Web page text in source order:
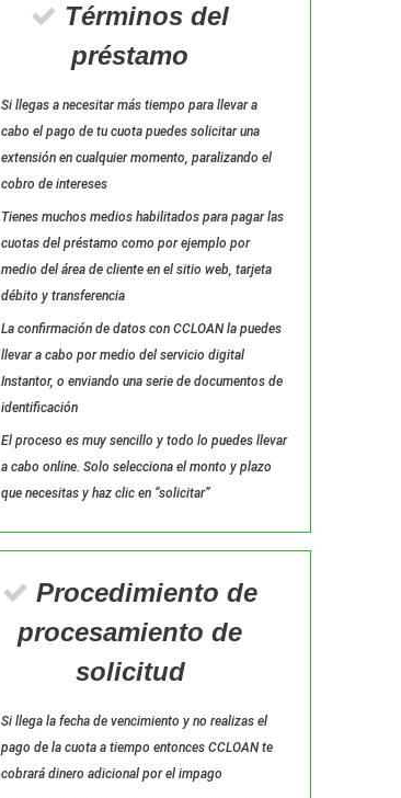
Términos del
préstamo
Si llegas a necesitar más tiempo para llevar a
cabo el pago de tu cuota puedes solicitar una
extensión en cualquier momento, paralizando el
cobro de intereses
Tienes muchos medios habilitados para pagar las
cuotas del préstamo como por ejemplo por
medio del área de cliente en el sitio web, tarjeta
débito y transferencia
La confirmación de datos con CCLOAN la puedes
llevar a cabo por medio del servicio digital
Instantor, o enviando una serie de documentos de
identificación
El proceso es muy sencillo y todo lo puedes llevar
a cabo online. Solo selecciona el monto y plazo
que necesitas y haz clic en “solicitar”
Procedimiento de
procesamiento de
solicitud
Si llega la fecha de vencimiento y no realizas el
pago de la cuota a tiempo entonces CCLOAN te
cobrará dinero adicional por el impago